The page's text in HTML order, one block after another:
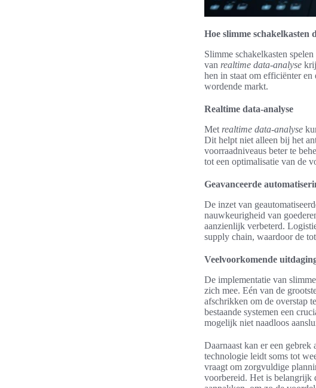
Hoe slimme schakelkasten
Slimme schakelkasten
van realtime data-analyse
hen in staat om efficiënter en
wordende markt.
Realtime data-analyse
Met realtime data-analyse
Dit helpt niet alleen bij het
voorraadniveaus beter te
tot een optimalisatie van de
Geavanceerde
De inzet van
nauwkeurigheid van
aanzienlijk verbeterd.
supply chain, waardoor de
Veelvoorkomende
De implementatie van
zich mee. Eén van de
afschrikken om de overstap
bestaande systemen een
mogelijk niet naadloos
Daarnaast kan er een
technologie leidt soms tot
vraagt om zorgvuldige
voorbereid. Het is belangrijk